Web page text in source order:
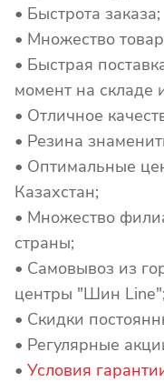
• Быстрота заказа;
• Множество
• Быстрая
момент на складе
• Отличное
• Резина
• Оптимальные
Казахстан;
• Множество
страны;
• Самовывоз из
центры "Шин Line";
• Скидки
• Регулярные
• Условия